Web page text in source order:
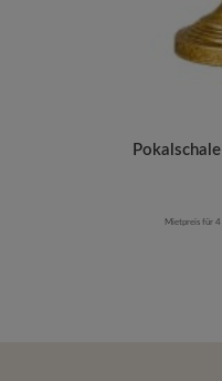
Mietpreis für 4